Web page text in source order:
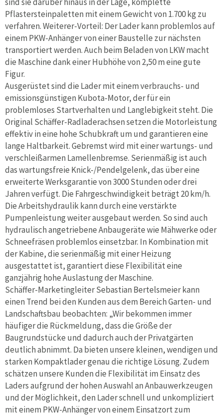
Pflastersteinpaletten mit einem Gewicht von 1.700 kg zu
verfahren. Weiterer-Vorteil: Der Lader kann problemlos auf
einem PKW-Anhänger von einer Baustelle zur nächsten
transportiert werden. Auch beim Beladen von LKW macht
die Maschine dank einer Hubhöhe von 2,50 m eine gute
Figur.
Ausgerüstet sind die Lader mit einem verbrauchs- und
emissionsgünstigen Kubota-Motor, der für ein
problemloses Startverhalten und Langlebigkeit steht. Die
Original Schäffer-Radladerachsen setzen die Motorleistung
effektiv in eine hohe Schubkraft um und garantieren eine
lange Haltbarkeit. Gebremst wird mit einer wartungs- und
verschleißarmen Lamellenbremse. Serienmäßig ist auch
das wartungsfreie Knick-/Pendelgelenk, das über eine
erweiterte Werksgarantie von 3000 Stunden oder drei
Jahren verfügt. Die Fahrgeschwindigkeit beträgt 20 km/h.
Die Arbeitshydraulik kann durch eine verstärkte
Pumpenleistung weiter ausgebaut werden. So sind auch
hydraulisch angetriebene Anbaugeräte wie Mähwerke oder
Schneefräsen problemlos einsetzbar. In Kombination mit
der Kabine, die serienmäßig mit einer Heizung
ausgestattet ist, garantiert diese Flexibilität eine
ganzjährig hohe Auslastung der Maschine.
Schäffer-Marketingleiter Sebastian Bertelsmeier kann
einen Trend bei den Kunden aus dem Bereich Garten- und
Landschaftsbau beobachten: „Wir bekommen immer
häufiger die Rückmeldung, dass die Größe der
Baugrundstücke und dadurch auch der Privatgärten
deutlich abnimmt. Da bieten unsere kleinen, wendigen und
starken Kompaktlader genau die richtige Lösung. Zudem
schätzen unsere Kunden die Flexibilität im Einsatz des
Laders aufgrund der hohen Auswahl an Anbauwerkzeugen
und der Möglichkeit, den Lader schnell und unkompliziert
mit einem PKW-Anhänger von einem Einsatzort zum